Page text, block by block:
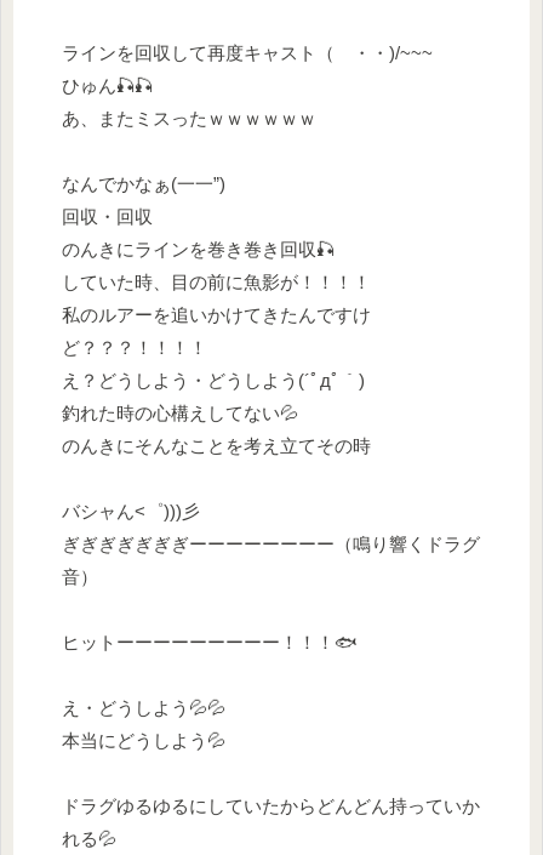
ラインを回収して再度キャスト（ ・・)/~~~
ひゅん🎣🎣
あ、またミスったｗｗｗｗｗｗ
なんでかなぁ(一一”)
回収・回収
のんきにラインを巻き巻き回収🎣
していた時、目の前に魚影が！！！！
私のルアーを追いかけてきたんですけ
ど？？？！！！！
え？どうしよう・どうしよう(´ﾟдﾟ｀)
釣れた時の心構えしてない💦
のんきにそんなことを考え立てその時
バシャん<゜)))彡
ぎぎぎぎぎぎぎーーーーーーーー（鳴り響くドラグ
音）
ヒットーーーーーーーーー！！！🐟
え・どうしよう💦💦
本当にどうしよう💦
ドラグゆるゆるにしていたからどんどん持っていか
れる💦